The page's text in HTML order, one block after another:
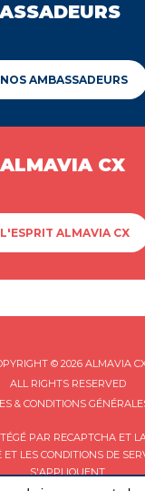
AMBASSADEURS
CX
ALMAVIA CX
© 2026 ALMAVIA
ALL RIGHTS RESERVED
& CONDITIONS
PAR RECAPTCHA ET
ET LES CONDITIONS DE
S'APPLIQUENT.